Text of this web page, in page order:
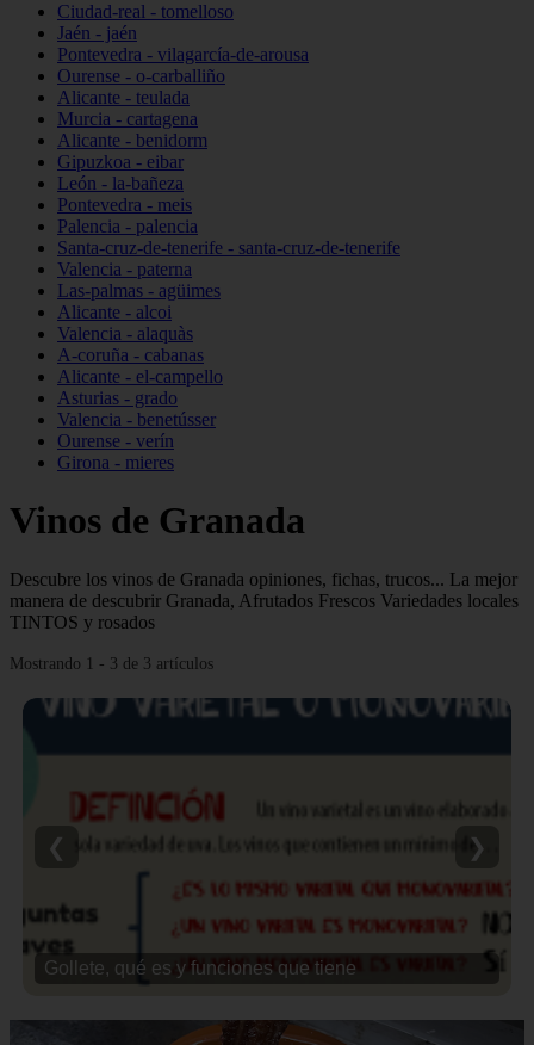
Ciudad-real - tomelloso
Jaén - jaén
Pontevedra - vilagarcía-de-arousa
Ourense - o-carballiño
Alicante - teulada
Murcia - cartagena
Alicante - benidorm
Gipuzkoa - eibar
León - la-bañeza
Pontevedra - meis
Palencia - palencia
Santa-cruz-de-tenerife - santa-cruz-de-tenerife
Valencia - paterna
Las-palmas - agüimes
Alicante - alcoi
Valencia - alaquàs
A-coruña - cabanas
Alicante - el-campello
Asturias - grado
Valencia - benetússer
Ourense - verín
Girona - mieres
Vinos de Granada
Descubre los vinos de Granada opiniones, fichas, trucos... La mejor
manera de descubrir Granada, Afrutados Frescos Variedades locales
TINTOS y rosados
Mostrando 1 - 3 de 3 artículos
Gollete, qué es y funciones que tiene
❮ ❯